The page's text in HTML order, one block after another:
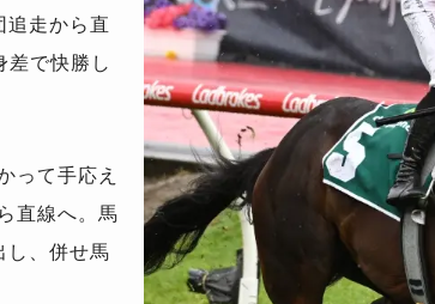
走から直
で快勝し
って手応え
直線へ。馬
し、併せ馬